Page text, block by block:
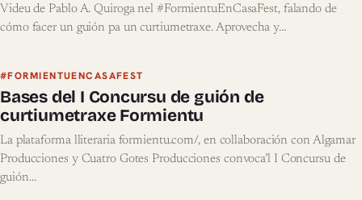
Videu de Pablo A. Quiroga nel #FormientuEnCasaFest, falando de
cómo facer un guión pa un curtiumetraxe. Aprovecha y…
#FORMIENTUENCASAFEST
Bases del I Concursu de guión de
curtiumetraxe Formientu
La plataforma lliteraria formientu.com/, en collaboración con Algamar
Producciones y Cuatro Gotes Producciones convoca’l I Concursu de
guión…